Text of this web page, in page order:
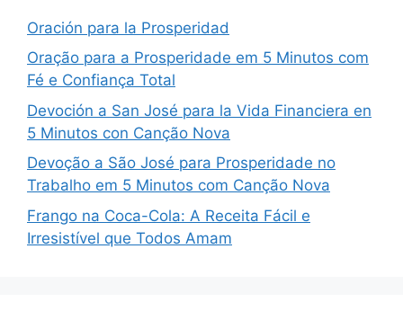
Oración para la Prosperidad
Oração para a Prosperidade em 5 Minutos com
Fé e Confiança Total
Devoción a San José para la Vida Financiera en
5 Minutos con Canção Nova
Devoção a São José para Prosperidade no
Trabalho em 5 Minutos com Canção Nova
Frango na Coca-Cola: A Receita Fácil e
Irresistível que Todos Amam